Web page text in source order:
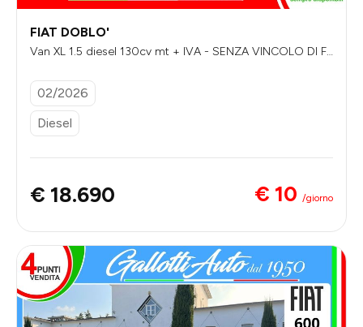
FIAT DOBLO'
Van XL 1.5 diesel 130cv mt + IVA - SENZA VINCOLO DI FI
02/2026
Diesel
€ 18.690 € 10 /giorno